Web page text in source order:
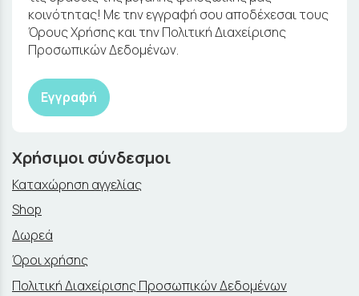
κοινότητας! Με την εγγραφή σου αποδέχεσαι τους
Όρους Χρήσης και την Πολιτική Διαχείρισης
Προσωπικών Δεδομένων.
Εγγραφή
Χρήσιμοι σύνδεσμοι
Καταχώρηση αγγελίας
Shop
Δωρεά
Όροι χρήσης
Πολιτική Διαχείρισης Προσωπικών Δεδομένων